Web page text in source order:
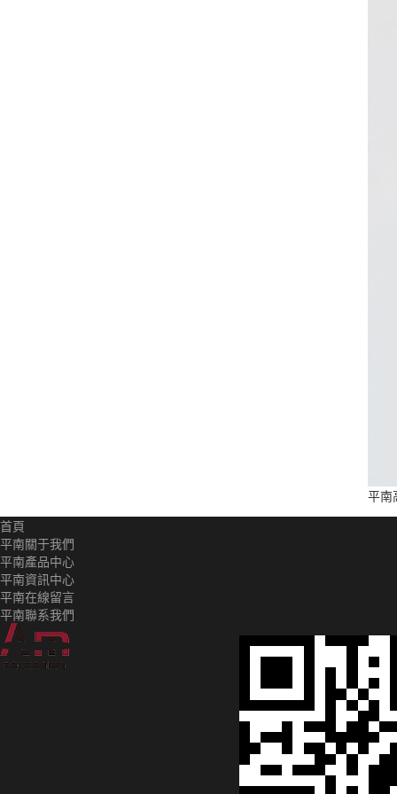
平南
首頁
平南關于我們
平南產品中心
平南資訊中心
平南在線留言
平南聯系我們